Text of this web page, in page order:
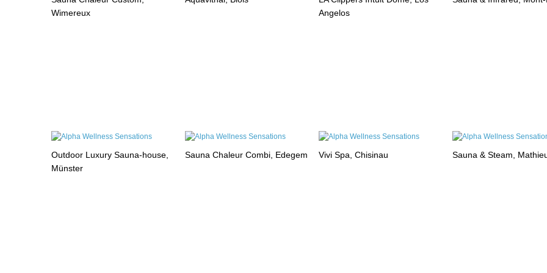
Wimereux
Angelos
Outdoor Luxury Sauna-house,
Münster
Sauna Chaleur Combi, Edegem Vivi Spa, Chisinau Sauna & Steam,